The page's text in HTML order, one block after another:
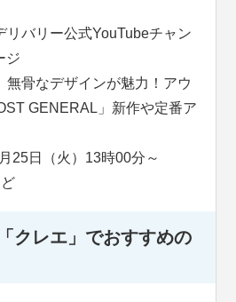
リバリー公式YouTubeチャン
ジ
無骨なデザインが魅力！アウ
GENERAL」新作や定番ア
25日（火）13時00分～
クレエ」でおすすめの